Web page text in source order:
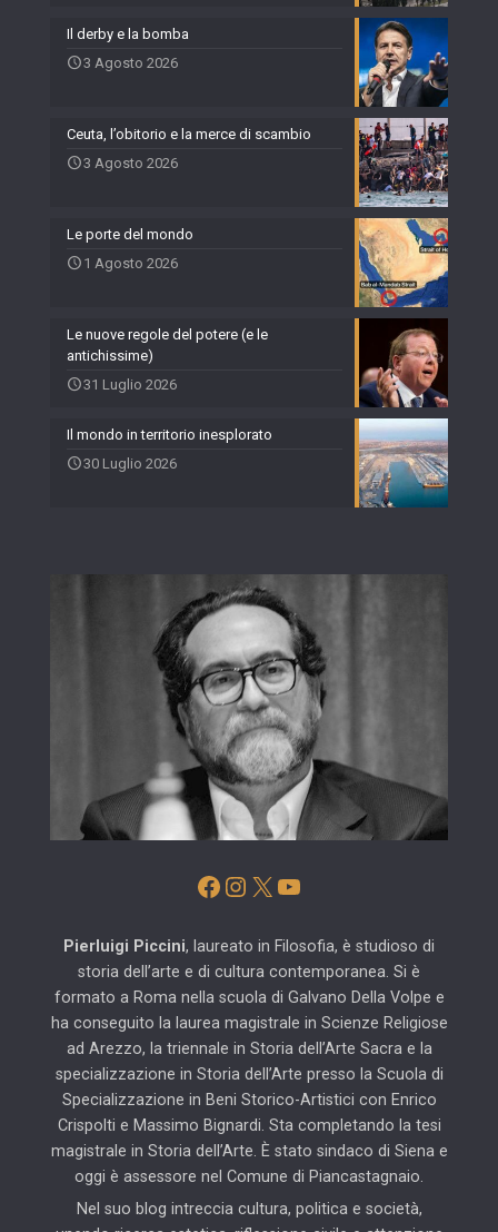
Il derby e la bomba
3 Agosto 2026
Ceuta, l’obitorio e la merce di scambio
3 Agosto 2026
Le porte del mondo
1 Agosto 2026
Le nuove regole del potere (e le
antichissime)
31 Luglio 2026
Il mondo in territorio inesplorato
30 Luglio 2026
Facebook
Instagram
X YouTube
Pierluigi Piccini, laureato in Filosofia, è studioso di
storia dell’arte e di cultura contemporanea. Si è
formato a Roma nella scuola di Galvano Della Volpe e
ha conseguito la laurea magistrale in Scienze Religiose
ad Arezzo, la triennale in Storia dell’Arte Sacra e la
specializzazione in Storia dell’Arte presso la Scuola di
Specializzazione in Beni Storico-Artistici con Enrico
Crispolti e Massimo Bignardi. Sta completando la tesi
magistrale in Storia dell’Arte. È stato sindaco di Siena e
oggi è assessore nel Comune di Piancastagnaio.
Nel suo blog intreccia cultura, politica e società,